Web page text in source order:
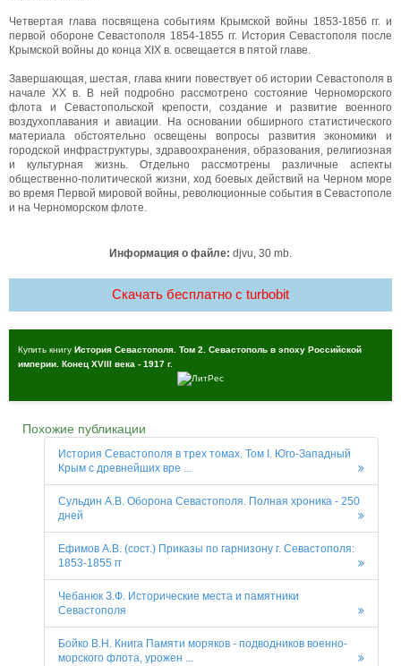
Четвертая глава посвящена событиям Крымской войны 1853-1856 гг. и
первой обороне Севастополя 1854-1855 гг. История Севастополя после
Крымской войны до конца XIX в. освещается в пятой главе.
Завершающая, шестая, глава книги повествует об истории Севастополя в
начале XX в. В ней подробно рассмотрено состояние Черноморского
флота и Севастопольской крепости, создание и развитие военного
воздухоплавания и авиации. На основании обширного статистического
материала обстоятельно освещены вопросы развития экономики и
городской инфраструктуры, здравоохранения, образования, религиозная
и культурная жизнь. Отдельно рассмотрены различные аспекты
общественно-политической жизни, ход боевых действий на Черном море
во время Первой мировой войны, революционные события в Севастополе
и на Черноморском флоте.
Информация о файле: djvu, 30 mb.
Скачать бесплатно c turbobit
Купить книгу История Севастополя. Том 2. Севастополь в эпоху Российской
империи. Конец XVIII века - 1917 г.
Похожие публикации
История Севастополя в трех томах. Том I. Юго-Западный
Крым с древнейших вре ...
Сульдин А.В. Оборона Севастополя. Полная хроника - 250
дней
Ефимов А.В. (сост.) Приказы по гарнизону г. Севастополя:
1853-1855 гг
Чебанюк З.Ф. Исторические места и памятники
Севастополя
Бойко В.Н. Книга Памяти моряков - подводников военно-
морского флота, урожен ...